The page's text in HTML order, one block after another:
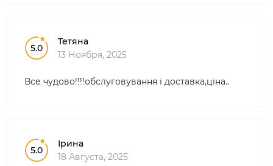
5.0
Тетяна
13 Ноября, 2025
Все чудово!!!!обслуговування і доставка,ціна..
5.0
Ірина
18 Августа, 2025